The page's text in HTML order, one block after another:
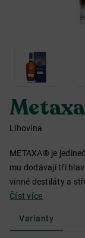
Lihovina
METAXA® je
mu dodávají tři
vinné destiláty a
Číst více
Varianty